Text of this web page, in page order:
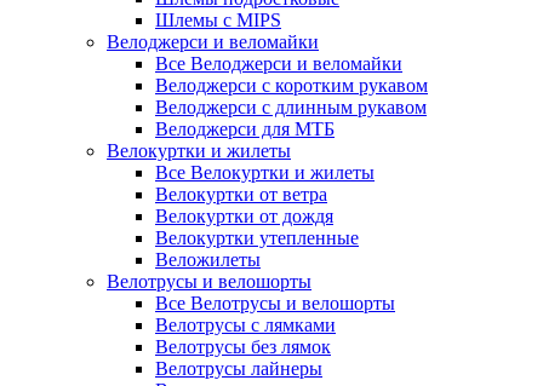
Шлемы с MIPS
Велоджерси и веломайки
Все Велоджерси и веломайки
Велоджерси с коротким рукавом
Велоджерси с длинным рукавом
Велоджерси для МТБ
Велокуртки и жилеты
Все Велокуртки и жилеты
Велокуртки от ветра
Велокуртки от дождя
Велокуртки утепленные
Веложилеты
Велотрусы и велошорты
Все Велотрусы и велошорты
Велотрусы с лямками
Велотрусы без лямок
Велотрусы лайнеры